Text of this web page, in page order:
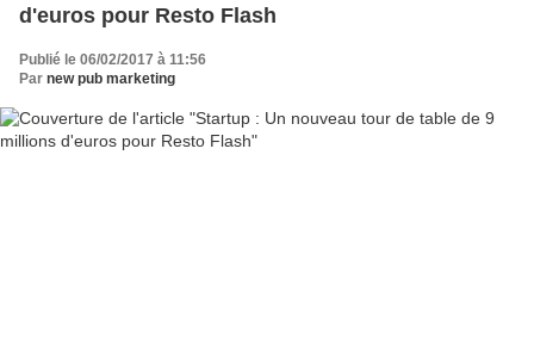
d'euros pour Resto Flash
Publié le 06/02/2017 à 11:56
Par new pub marketing